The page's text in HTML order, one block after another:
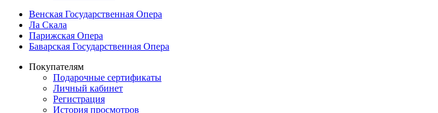
Венская Государственная Опера
Ла Скала
Парижская Опера
Баварская Государственная Опера
Покупателям
Подарочные сертификаты
Личный кабинет
Регистрация
История просмотров